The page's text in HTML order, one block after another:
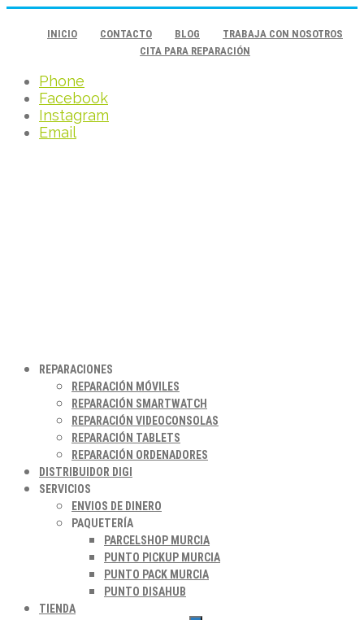
INICIO CONTACTO BLOG
TRABAJA CON NOSOTROS
CITA PARA REPARACIÓN
Phone
Facebook
Instagram
Email
REPARACIONES
REPARACIÓN MÓVILES
REPARACIÓN SMARTWATCH
REPARACIÓN VIDEOCONSOLAS
REPARACIÓN TABLETS
REPARACIÓN ORDENADORES
DISTRIBUIDOR DIGI
SERVICIOS
ENVIOS DE DINERO
PAQUETERÍA
PARCELSHOP MURCIA
PUNTO PICKUP MURCIA
PUNTO PACK MURCIA
PUNTO DISAHUB
TIENDA